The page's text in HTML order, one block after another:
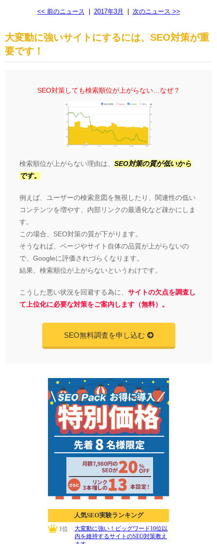
<< 前のニュース 2017年3月 次のニュース >>
大変動に強いサイトにするには、SEO対策が重
要です！
SEO対策しても検索順位が上がらない…なぜ？
検索順位が上がらない理由は、 SEO対策の質が低いから
です。
例えば、ユーザーの検索意図を無視したり、関連性の低い
コンテンツを増やす、内部リンクの最適化など疎かにしま
す。
この場合、SEO対策の質が下がります。
そうなれば、ページやサイト自体の品質が上がらないの
で、Googleに評価されづらくなります。
結果、検索順位が上がらないというわけです。
こうした悪い状況を回避する為に、 サイトの欠点を調査し
て上位化に必要な対策をご案内します（無料）。
SEO無料調査を申し込む